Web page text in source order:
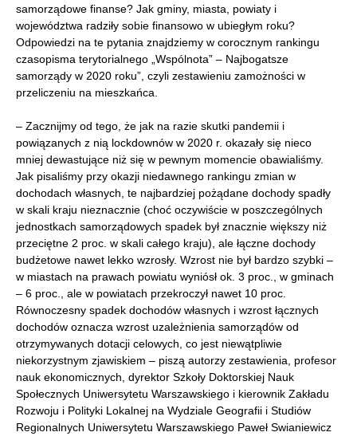
samorządowe finanse? Jak gminy, miasta, powiaty i
województwa radziły sobie finansowo w ubiegłym roku?
Odpowiedzi na te pytania znajdziemy w corocznym rankingu
czasopisma terytorialnego „Wspólnota” – Najbogatsze
samorządy w 2020 roku”, czyli zestawieniu zamożności w
przeliczeniu na mieszkańca.
– Zacznijmy od tego, że jak na razie skutki pandemii i
powiązanych z nią lockdownów w 2020 r. okazały się nieco
mniej dewastujące niż się w pewnym momencie obawialiśmy.
Jak pisaliśmy przy okazji niedawnego rankingu zmian w
dochodach własnych, te najbardziej pożądane dochody spadły
w skali kraju nieznacznie (choć oczywiście w poszczególnych
jednostkach samorządowych spadek był znacznie większy niż
przeciętne 2 proc. w skali całego kraju), ale łączne dochody
budżetowe nawet lekko wzrosły. Wzrost nie był bardzo szybki –
w miastach na prawach powiatu wyniósł ok. 3 proc., w gminach
– 6 proc., ale w powiatach przekroczył nawet 10 proc.
Równoczesny spadek dochodów własnych i wzrost łącznych
dochodów oznacza wzrost uzależnienia samorządów od
otrzymywanych dotacji celowych, co jest niewątpliwie
niekorzystnym zjawiskiem – piszą autorzy zestawienia, profesor
nauk ekonomicznych, dyrektor Szkoły Doktorskiej Nauk
Społecznych Uniwersytetu Warszawskiego i kierownik Zakładu
Rozwoju i Polityki Lokalnej na Wydziale Geografii i Studiów
Regionalnych Uniwersytetu Warszawskiego Paweł Swianiewicz